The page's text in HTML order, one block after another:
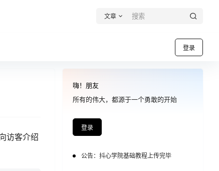
文章
登录
访客介绍
嗨！朋友
所有的伟大，都源于一个勇敢的开始
登录
公告： 抖心学院基础教程上传完毕